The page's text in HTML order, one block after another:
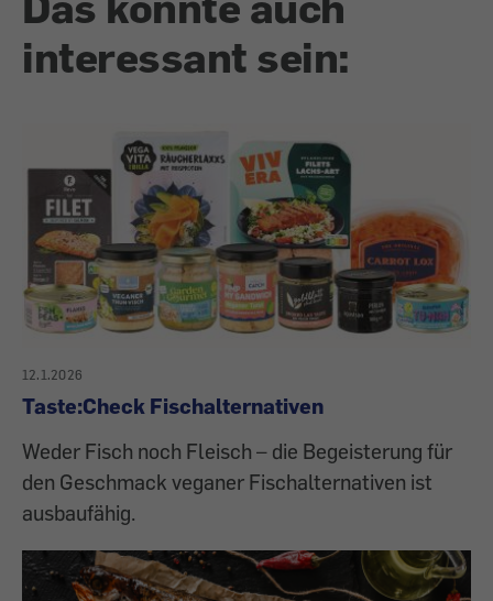
interessant sein:
12.1.2026
Taste:Check Fischalternativen
Weder Fisch noch Fleisch – die Begeisterung für
den Geschmack veganer Fischalternativen ist
ausbaufähig.